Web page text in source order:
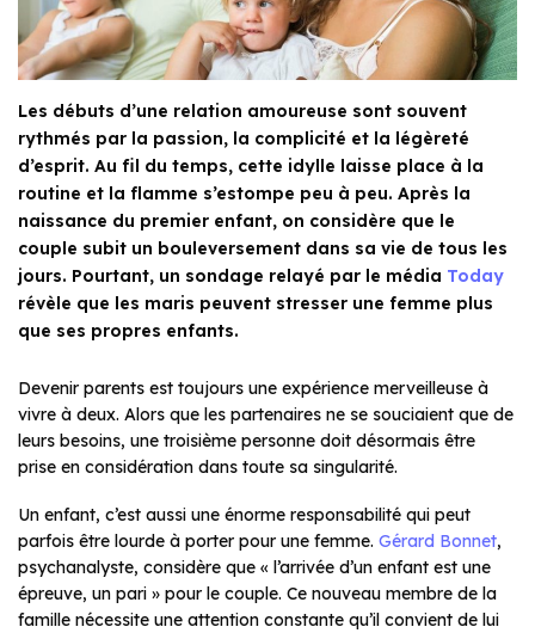
Les débuts d’une relation amoureuse sont souvent
rythmés par la passion, la complicité et la légèreté
d’esprit. Au fil du temps, cette idylle laisse place à la
routine et la flamme s’estompe peu à peu. Après la
naissance du premier enfant, on considère que le
couple subit un bouleversement dans sa vie de tous les
jours. Pourtant, un sondage relayé par le média Today
révèle que les maris peuvent stresser une femme plus
que ses propres enfants.
Devenir parents est toujours une expérience merveilleuse à
vivre à deux. Alors que les partenaires ne se souciaient que de
leurs besoins, une troisième personne doit désormais être
prise en considération dans toute sa singularité.
Un enfant, c’est aussi une énorme responsabilité qui peut
parfois être lourde à porter pour une femme. Gérard Bonnet,
psychanalyste, considère que « l’arrivée d’un enfant est une
épreuve, un pari » pour le couple. Ce nouveau membre de la
famille nécessite une attention constante qu’il convient de lui